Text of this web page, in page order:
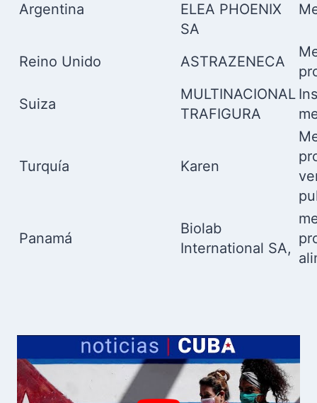
Argentina
ELEA PHOENIX
SA
Reino Unido ASTRAZENECA
Suiza
MULTINACIONAL
TRAFIGURA
Turquía Karen
Panamá
Biolab
International SA,